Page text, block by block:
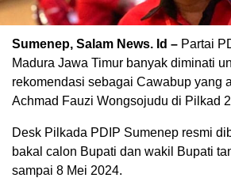
Sumenep, Salam News. Id – Partai
Madura Jawa Timur banyak diminati
rekomendasi sebagai Cawabup yang
Achmad Fauzi Wongsojudu di Pilkad
Desk Pilkada PDIP Sumenep resmi
bakal calon Bupati dan wakil Bupati
sampai 8 Mei 2024.